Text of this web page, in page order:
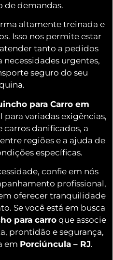
de demandas.
altamente treinada e
Isso nos permite estar
tanto a pedidos
urgentes,
seguro do seu
para Carro em
para variadas exigências,
danificados, a
regiões e a ajuda de
específicas.
confie em nós
profissional,
oferecer tranquilidade
Se você está em busca
para carroque associe
prontidão e segurança,
em Porciúncula – RJ.